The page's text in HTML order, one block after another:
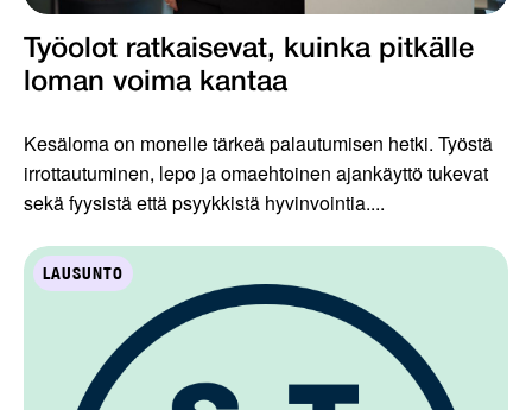
Työolot ratkaisevat, kuinka pitkälle
loman voima kantaa
Kesäloma on monelle tärkeä palautumisen hetki. Työstä
irrottautuminen, lepo ja omaehtoinen ajankäyttö tukevat
sekä fyysistä että psyykkistä hyvinvointia....
LAUSUNTO